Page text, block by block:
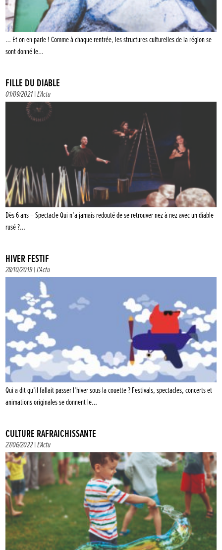
… Et on en parle ! Comme à chaque rentrée, les structures culturelles de la région se
sont donné le…
FILLE DU DIABLE
01/09/2021 |L'Actu
Dès 6 ans – Spectacle Qui n’a jamais redouté de se retrouver nez à nez avec un diable
rusé ?…
HIVER FESTIF
28/10/2019 |L'Actu
Qui a dit qu’il fallait passer l’hiver sous la couette ? Festivals, spectacles, concerts et
animations originales se donnent le…
CULTURE RAFRAÎCHISSANTE
27/06/2022 |L'Actu